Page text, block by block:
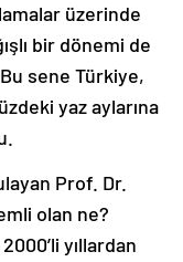
üzerinde
bir dönemi de
sene Türkiye,
yaz aylarına
Prof. Dr.
olan ne?
yıllardan